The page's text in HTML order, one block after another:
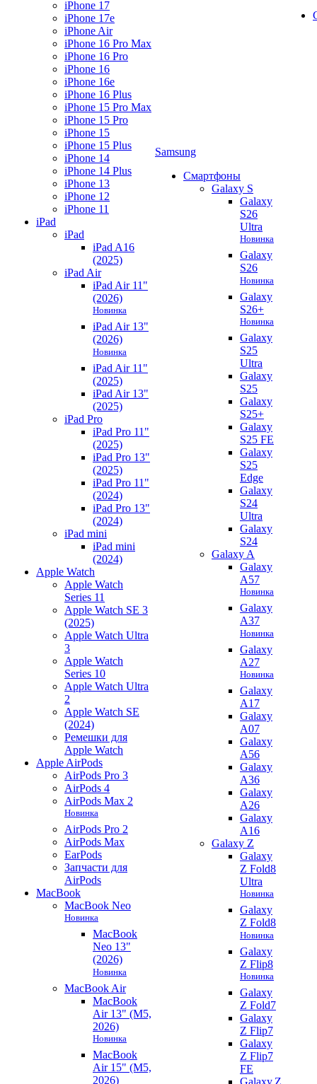
iPhone 17
iPhone 17e
iPhone Air
iPhone 16 Pro Max
iPhone 16 Pro
iPhone 16
iPhone 16e
iPhone 16 Plus
iPhone 15 Pro Max
iPhone 15 Pro
iPhone 15
iPhone 15 Plus
iPhone 14
iPhone 14 Plus
iPhone 13
iPhone 12
iPhone 11
iPad
iPad
iPad A16
(2025)
iPad Air
iPad Air 11"
(2026)
Новинка
iPad Air 13"
(2026)
Новинка
iPad Air 11"
(2025)
iPad Air 13"
(2025)
iPad Pro
iPad Pro 11"
(2025)
iPad Pro 13"
(2025)
iPad Pro 11"
(2024)
iPad Pro 13"
(2024)
iPad mini
iPad mini
(2024)
Apple Watch
Apple Watch
Series 11
Apple Watch SE 3
(2025)
Apple Watch Ultra
3
Apple Watch
Series 10
Apple Watch Ultra
2
Apple Watch SE
(2024)
Ремешки для
Apple Watch
Apple AirPods
AirPods Pro 3
AirPods 4
AirPods Max 2
Новинка
AirPods Pro 2
AirPods Max
EarPods
Запчасти для
AirPods
MacBook
MacBook Neo
Новинка
MacBook
Neo 13"
(2026)
Новинка
MacBook Air
MacBook
Air 13" (M5,
2026)
Новинка
MacBook
Air 15" (M5,
2026)
Samsung
Смартфоны
Galaxy S
Galaxy
S26
Ultra
Новинка
Galaxy
S26
Новинка
Galaxy
S26+
Новинка
Galaxy
S25
Ultra
Galaxy
S25
Galaxy
S25+
Galaxy
S25 FE
Galaxy
S25
Edge
Galaxy
S24
Ultra
Galaxy
S24
Galaxy A
Galaxy
A57
Новинка
Galaxy
A37
Новинка
Galaxy
A27
Новинка
Galaxy
A17
Galaxy
A07
Galaxy
A56
Galaxy
A36
Galaxy
A26
Galaxy
A16
Galaxy Z
Galaxy
Z Fold8
Ultra
Новинка
Galaxy
Z Fold8
Новинка
Galaxy
Z Flip8
Новинка
Galaxy
Z Fold7
Galaxy
Z Flip7
Galaxy
Z Flip7
FE
Galaxy Z